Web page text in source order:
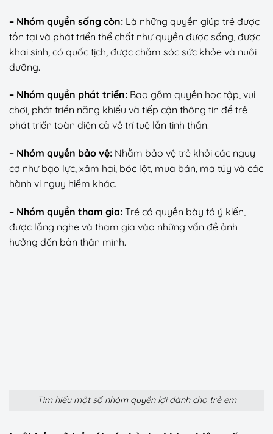
– Nhóm quyền sống còn: Là những quyền giúp trẻ được
tồn tại và phát triển thể chất như quyền được sống, được
khai sinh, có quốc tịch, được chăm sóc sức khỏe và nuôi
dưỡng.
– Nhóm quyền phát triển: Bao gồm quyền học tập, vui
chơi, phát triển năng khiếu và tiếp cận thông tin để trẻ
phát triển toàn diện cả về trí tuệ lẫn tinh thần.
– Nhóm quyền bảo vệ: Nhằm bảo vệ trẻ khỏi các nguy
cơ như bạo lực, xâm hại, bóc lột, mua bán, ma túy và các
hành vi nguy hiểm khác.
– Nhóm quyền tham gia: Trẻ có quyền bày tỏ ý kiến,
được lắng nghe và tham gia vào những vấn đề ảnh
hưởng đến bản thân mình.
Tìm hiểu một số nhóm quyền lợi dành cho trẻ em